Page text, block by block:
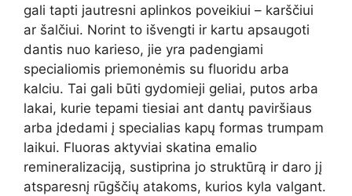
gali tapti jautresni aplinkos poveikiui – karščiui
ar šalčiui. Norint to išvengti ir kartu apsaugoti
dantis nuo karieso, jie yra padengiami
specialiomis priemonėmis su fluoridu arba
kalciu. Tai gali būti gydomieji geliai, putos arba
lakai, kurie tepami tiesiai ant dantų paviršiaus
arba įdedami į specialias kapų formas trumpam
laikui. Fluoras aktyviai skatina emalio
remineralizaciją, sustiprina jo struktūrą ir daro jį
atsparesnį rūgščių atakoms, kurios kyla valgant.